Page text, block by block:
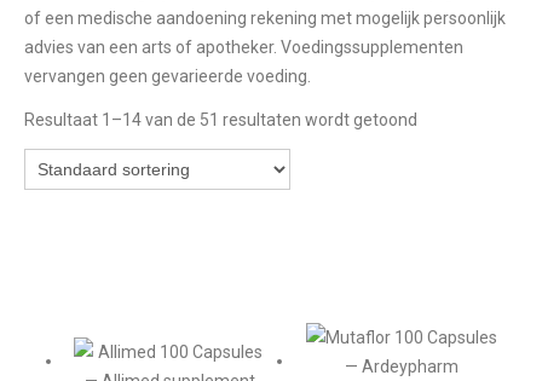
of een medische aandoening rekening met mogelijk persoonlijk
advies van een arts of apotheker. Voedingssupplementen
vervangen geen gevarieerde voeding.
Resultaat 1–14 van de 51 resultaten wordt getoond